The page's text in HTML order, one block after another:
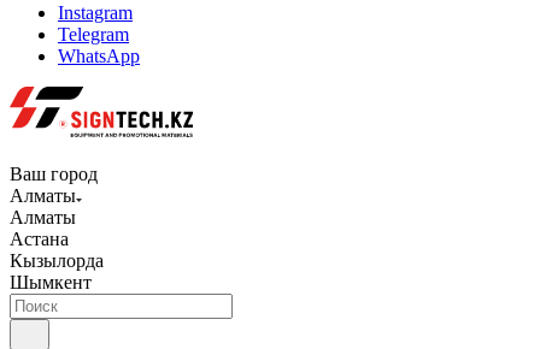
Instagram
Telegram
WhatsApp
Ваш город
Алматы
Алматы
Астана
Кызылорда
Шымкент